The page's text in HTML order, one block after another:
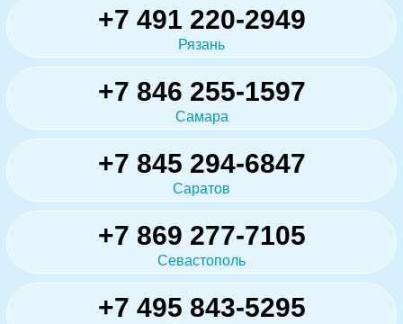
+7 491 220-2949
Рязань
+7 846 255-1597
Самара
+7 845 294-6847
Саратов
+7 869 277-7105
Севастополь
+7 495 843-5295